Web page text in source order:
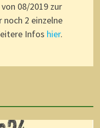
08/2019 zur
noch 2 einzelne
Infos hier.